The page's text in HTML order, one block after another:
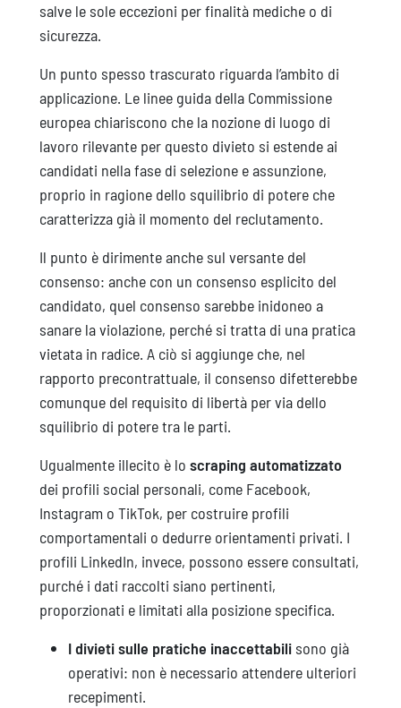
salve le sole eccezioni per finalità mediche o di
sicurezza.
Un punto spesso trascurato riguarda l’ambito di
applicazione. Le linee guida della Commissione
europea chiariscono che la nozione di luogo di
lavoro rilevante per questo divieto si estende ai
candidati nella fase di selezione e assunzione,
proprio in ragione dello squilibrio di potere che
caratterizza già il momento del reclutamento.
Il punto è dirimente anche sul versante del
consenso: anche con un consenso esplicito del
candidato, quel consenso sarebbe inidoneo a
sanare la violazione, perché si tratta di una pratica
vietata in radice. A ciò si aggiunge che, nel
rapporto precontrattuale, il consenso difetterebbe
comunque del requisito di libertà per via dello
squilibrio di potere tra le parti.
Ugualmente illecito è lo scraping automatizzato
dei profili social personali, come Facebook,
Instagram o TikTok, per costruire profili
comportamentali o dedurre orientamenti privati. I
profili LinkedIn, invece, possono essere consultati,
purché i dati raccolti siano pertinenti,
proporzionati e limitati alla posizione specifica.
I divieti sulle pratiche inaccettabili sono già
operativi: non è necessario attendere ulteriori
recepimenti.